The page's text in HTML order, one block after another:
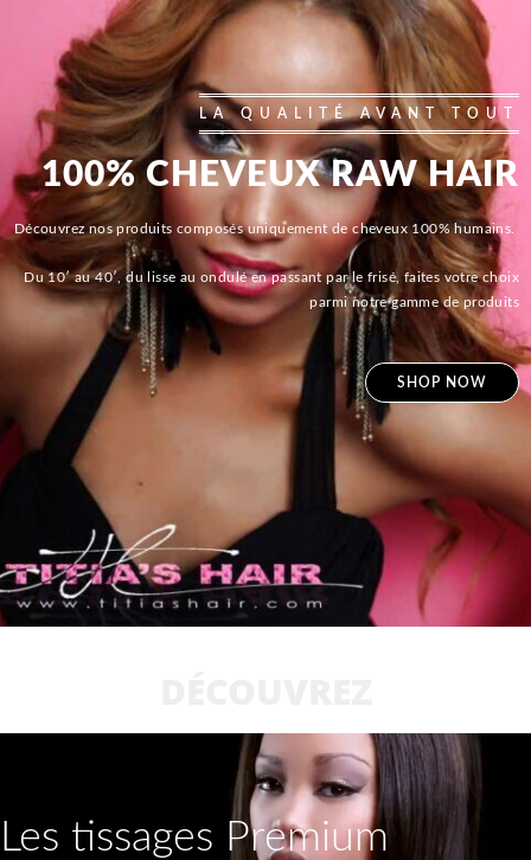
LA QUALITÉ AVANT TOUT
100% CHEVEUX RAW HAIR
Découvrez nos produits composés uniquement de cheveux 100% humains.
Du 10′ au 40′, du lisse au ondulé en passant par le frisé, faites votre choix
parmi notre gamme de produits
SHOP NOW
Les tissages Premium